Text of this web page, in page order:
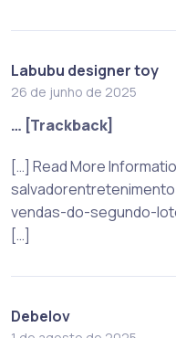
Labubu designer toy
26 de junho de 2025
… [Trackback]
[…] Read More
vendas-do-segundo-
[…]
Debelov